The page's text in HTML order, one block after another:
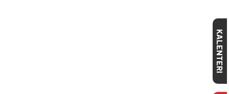
KALENTERI